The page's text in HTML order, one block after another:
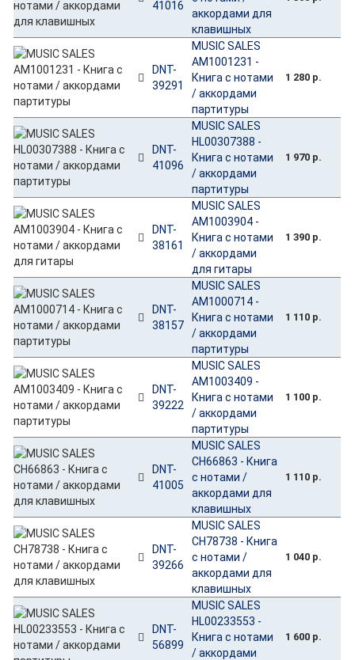
41016
аккордами для
клавишных
DNT-
39291
MUSIC SALES
AM1001231 -
Книга с нотами
/ аккордами
партитуры
1 280 р.
DNT-
41096
MUSIC SALES
HL00307388 -
Книга с нотами
/ аккордами
партитуры
1 970 р.
DNT-
38161
MUSIC SALES
AM1003904 -
Книга с нотами
/ аккордами
для гитары
1 390 р.
DNT-
38157
MUSIC SALES
AM1000714 -
Книга с нотами
/ аккордами
партитуры
1 110 р.
DNT-
39222
MUSIC SALES
AM1003409 -
Книга с нотами
/ аккордами
партитуры
1 100 р.
DNT-
41005
MUSIC SALES
CH66863 - Книга
с нотами /
аккордами для
клавишных
1 110 р.
DNT-
39266
MUSIC SALES
CH78738 - Книга
с нотами /
аккордами для
клавишных
1 040 р.
DNT-
56899
MUSIC SALES
HL00233553 -
Книга с нотами
/ аккордами
1 600 р.